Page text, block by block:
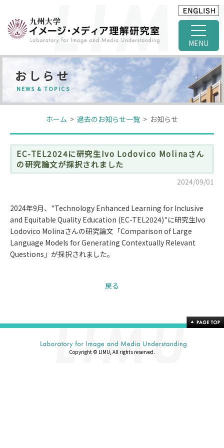
MENU
おしらせ
NEWS & TOPICS
ホーム > 過去のお知らせ一覧 > お知らせ
EC-TEL2024に研究生Ivo Lodovico Molinaさん
の研究論文が採択されました
2024/09/01
2024年9月、"Technology Enhanced Learning for Inclusive
and Equitable Quality Education (EC-TEL2024)"に研究生Ivo
Lodovico Molinaさんの研究論文「Comparison of Large
Language Models for Generating Contextually Relevant
Questions」が採択されました。
戻る
Copyright © LIMU, All rights reserved.